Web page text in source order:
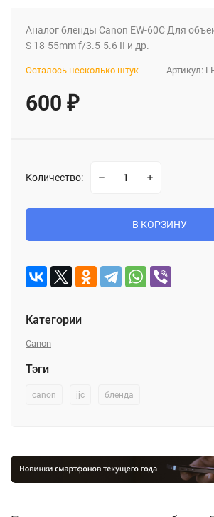
Аналог бленды Canon EW-60C Для
S 18-55mm f/3.5-5.6 II и др.
Артикул:
Осталось несколько штук
600 ₽
Количество:
В КОРЗИНУ
Категории
Canon
Тэги
canon jjc бленда